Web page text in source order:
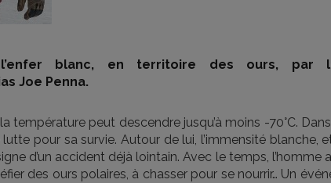
blanc, en territoire des ours, par
Joe Penna.
température peut descendre jusqu’à moins -70°C.
pour sa survie. Autour de lui, l’immensité blanche,
d’un accident déjà lointain. Avec le temps,
des ours polaires, à chasser pour se nourrir… Un